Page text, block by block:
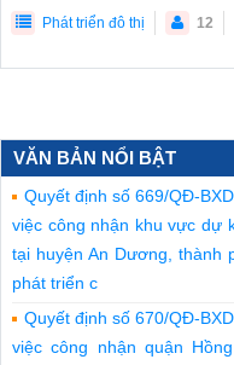
Phát triển đô thị 12
VĂN BẢN NỔI BẬT
Quyết định số 669/QĐ-
việc công nhận khu vực dự
tại huyện An Dương, thành
phát triển c
Quyết định số 670/QĐ-
việc công nhận quận